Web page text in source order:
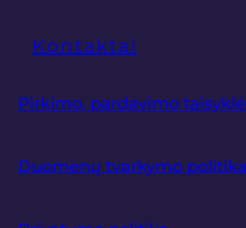
Kontaktai
Pirkimo, pardavimo
Duomenų tvarkymo politika